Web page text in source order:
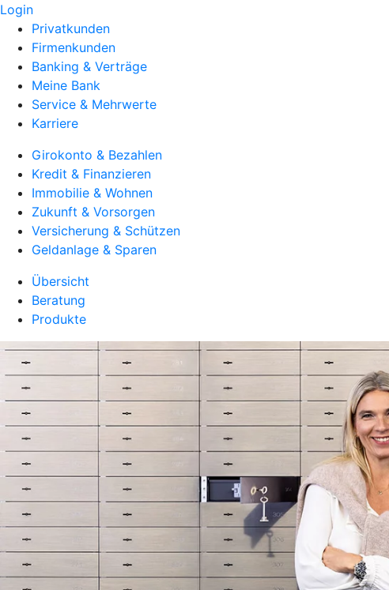
Login
Privatkunden
Firmenkunden
Banking & Verträge
Meine Bank
Service & Mehrwerte
Karriere
Girokonto & Bezahlen
Kredit & Finanzieren
Immobilie & Wohnen
Zukunft & Vorsorgen
Versicherung & Schützen
Geldanlage & Sparen
Übersicht
Beratung
Produkte